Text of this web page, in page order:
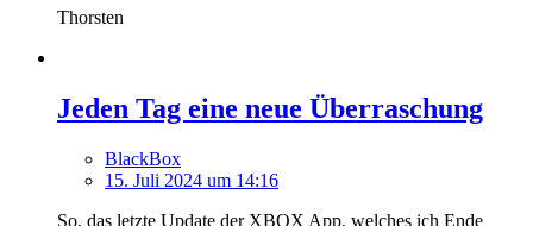
Thorsten
Jeden Tag eine neue Überraschung
BlackBox
15. Juli 2024 um 14:16
So, das letzte Update der XBOX App, welches ich Ende